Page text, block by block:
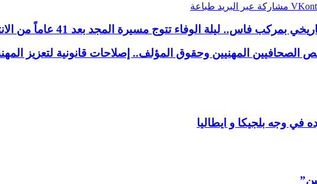
مشاركة عبر البريد طباعة
فاس.. ليلة الوفاء تتوج مسيرة المجد بعد 41 عاماً من الانتظار
المهنيين وحقوق المؤلف.. إصلاحات قانونية لتعزيز
في وجه بلجيكا و ايطاليا